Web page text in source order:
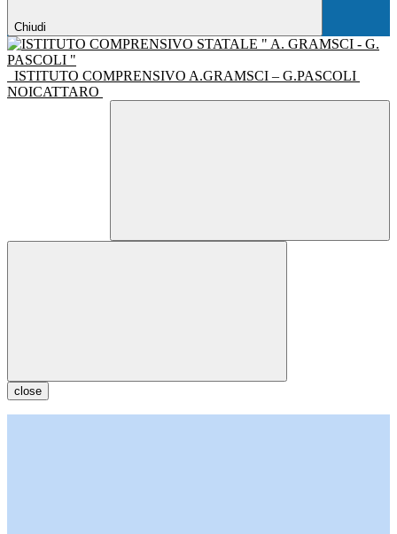
Chiudi
ISTITUTO COMPRENSIVO A.GRAMSCI – G.PASCOLI
NOICATTARO
close